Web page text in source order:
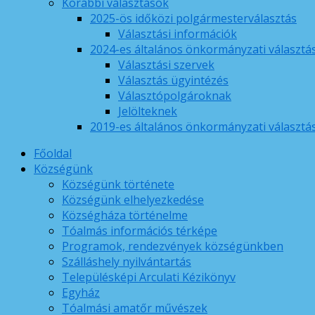
2025-ös időközi polgármesterválasztás
Választási információk
2024-es általános önkormányzati
Választási szervek
Választás ügyintézés
Választópolgároknak
Jelölteknek
2019-es általános önkormányzati
Főoldal
Községünk
Községünk története
Községünk elhelyezkedése
Községháza történelme
Tóalmás információs térképe
Programok, rendezvények községünkben
Szálláshely nyilvántartás
Településképi Arculati Kézikönyv
Egyház
Tóalmási amatőr művészek